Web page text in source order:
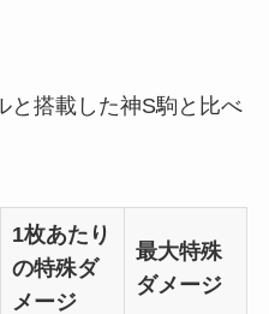
と搭載した神S駒と比べ
1枚あたり
の特殊ダ
メージ
最大特殊
ダメージ